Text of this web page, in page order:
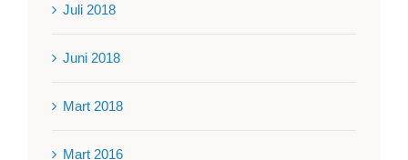
Juli 2018
Juni 2018
Mart 2018
Mart 2016